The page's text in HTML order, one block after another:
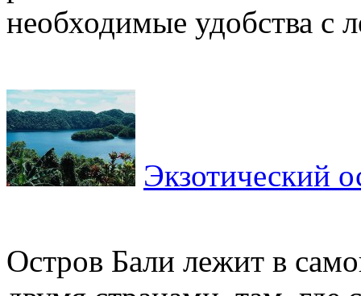
необходимые удобства с
Экзотический
Остров Бали лежит в